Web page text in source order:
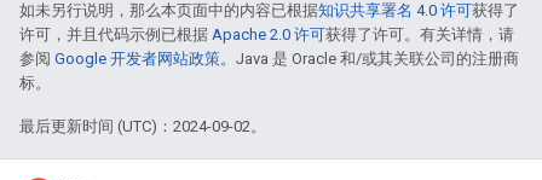
如未另行说明，那么本页面中的内容已根据知识共享署名 4.0 许可获得了
许可，并且代码示例已根据 Apache 2.0 许可获得了许可。有关详情，请
参阅 Google 开发者网站政策。Java 是 Oracle 和/或其关联公司的注册商
标。
最后更新时间 (UTC)：2024-09-02。